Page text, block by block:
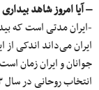
– آیا امروز شاهد
-ایران مدتی است که
ایران می‌داند اندکی
جوانان و ایران زمان